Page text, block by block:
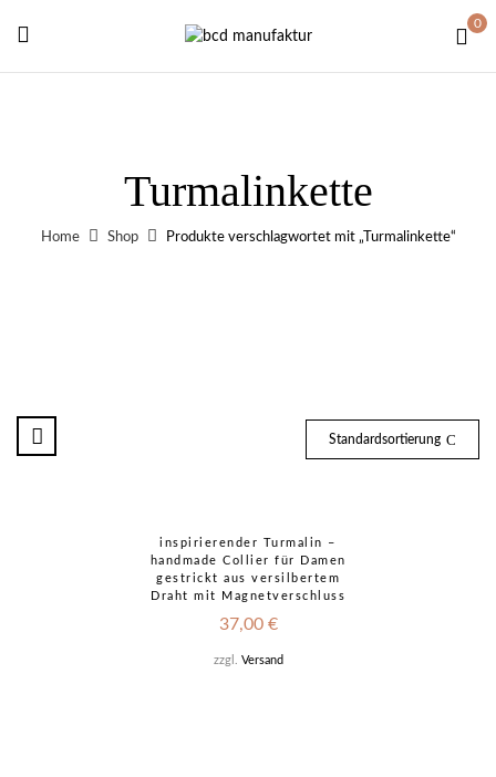
0
Turmalinkette
Home Shop Produkte verschlagwortet mit „Turmalinkette“
Standardsortierung
inspirierender Turmalin –
handmade Collier für Damen
gestrickt aus versilbertem
Draht mit Magnetverschluss
37,00 €
zzgl. Versand